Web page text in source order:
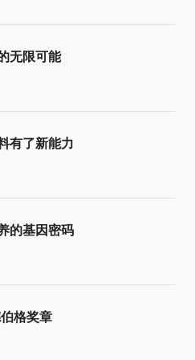
无限可能
有了新能力
的基因密码
格奖章